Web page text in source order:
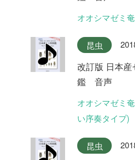
昆虫
改訂版 日本産セミ科図
鑑 音声
ヒグラシ奄美大島産
昆虫 2018/07/06
改訂版 日本産セミ科図
鑑 音声
ヒグラシ(夜明けの合唱)